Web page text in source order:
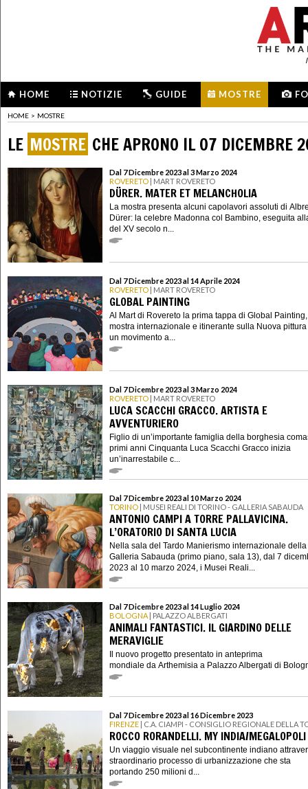
HOME NOTIZIE GUIDE MOSTRE
HOME > MOSTRE
LE MOSTRE CHE APRONO IL 07 DICEMBRE
Dal 7 Dicembre 2023 al 3 Marzo 2024
ROVERETO | MART ROVERETO
DÜRER. MATER ET MELANCHOLIA
La mostra presenta alcuni capolavori assoluti di
Dürer: la celebre Madonna col Bambino, eseguita
del XV secolo n...
Dal 7 Dicembre 2023 al 14 Aprile 2024
ROVERETO | MART ROVERETO
GLOBAL PAINTING
Al Mart di Rovereto la prima tappa di Global
mostra internazionale e itinerante sulla Nuova
un movimento a...
Dal 7 Dicembre 2023 al 3 Marzo 2024
ROVERETO | MART ROVERETO
LUCA SCACCHI GRACCO. ARTISTA E
AVVENTURIERO
Figlio di un’importante famiglia della borghesia
primi anni Cinquanta Luca Scacchi Gracco inizia
un’inarrestabile c...
Dal 7 Dicembre 2023 al 10 Marzo 2024
TORINO | MUSEI REALI DI TORINO - GALLERIA SABAUDA
ANTONIO CAMPI A TORRE PALLAVICINA.
L’ORATORIO DI SANTA LUCIA
Nella sala del Tardo Manierismo internazionale della
Galleria Sabauda (primo piano, sala 13), dal 7
2023 al 10 marzo 2024, i Musei Reali...
Dal 7 Dicembre 2023 al 14 Luglio 2024
BOLOGNA | PALAZZO ALBERGATI
ANIMALI FANTASTICI. IL GIARDINO DELLE
MERAVIGLIE
Il nuovo progetto presentato in anteprima
mondiale da Arthemisia a Palazzo Albergati di
Dal 7 Dicembre 2023 al 16 Dicembre 2023
FIRENZE | C.A. CIAMPI - CONSIGLIO REGIONALE DELLA
ROCCO RORANDELLI. MY INDIA/MEGALOPOLI
Un viaggio visuale nel subcontinente indiano
straordinario processo di urbanizzazione che sta
portando 250 milioni d...